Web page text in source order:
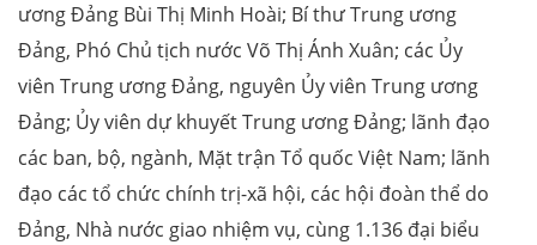
ương Đảng Bùi Thị Minh Hoài; Bí thư Trung ương
Đảng, Phó Chủ tịch nước Võ Thị Ánh Xuân; các Ủy
viên Trung ương Đảng, nguyên Ủy viên Trung ương
Đảng; Ủy viên dự khuyết Trung ương Đảng; lãnh đạo
các ban, bộ, ngành, Mặt trận Tổ quốc Việt Nam; lãnh
đạo các tổ chức chính trị-xã hội, các hội đoàn thể do
Đảng, Nhà nước giao nhiệm vụ, cùng 1.136 đại biểu